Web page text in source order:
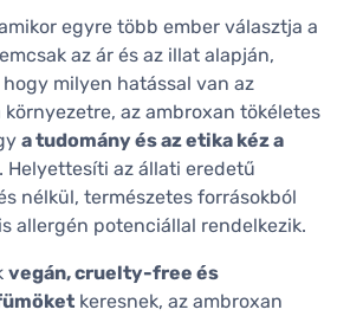
egyre több ember választja a
az ár és az illat alapján,
milyen hatással van az
környezetre, az ambroxan tökéletes
a tudomány és az etika kéz a
. Helyettesíti az állati eredetű
nélkül, természetes forrásokból
allergén potenciállal rendelkezik.
vegán, cruelty-free és
keresnek, az ambroxan